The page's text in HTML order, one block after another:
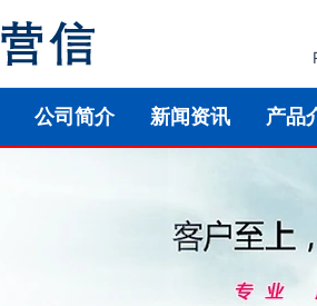
公司简介 新闻资讯 产品